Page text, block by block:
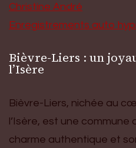
Christine André
Enregistrements auto
Bièvre-Liers : un
l’Isère
Bièvre-Liers, nichée au
l’Isère, est une commune
charme authentique et